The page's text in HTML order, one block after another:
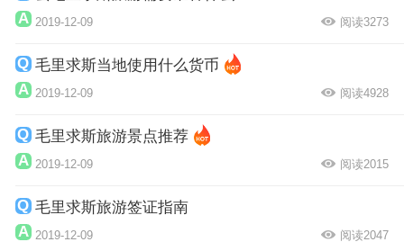
2019-12-09 阅读3273
毛里求斯当地使用什么货币
2019-12-09 阅读4928
毛里求斯旅游景点推荐
2019-12-09 阅读2015
毛里求斯旅游签证指南
2019-12-09 阅读2047